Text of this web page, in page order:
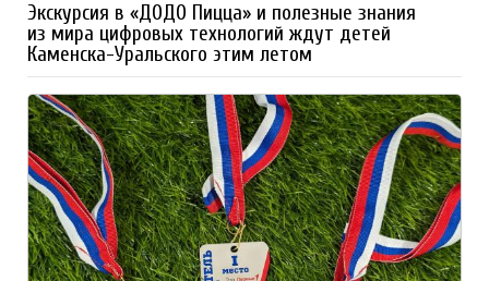
Экскурсия в «ДОДО Пицца» и полезные знания
из мира цифровых технологий ждут детей
Каменска-Уральского этим летом